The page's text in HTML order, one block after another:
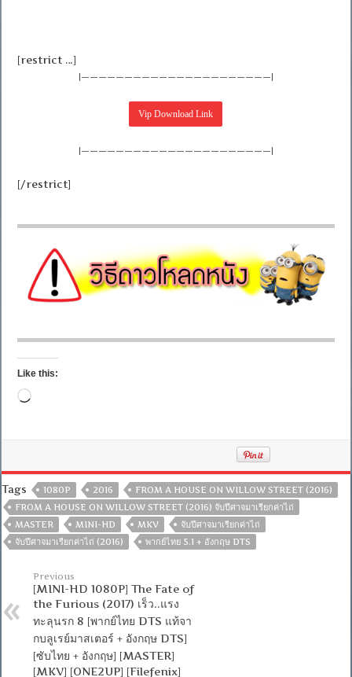
[restrict …]
|——————————————————————|
|——————————————————————|
[/restrict]
Like this:
Loading…
Tags 1080P 2016
FROM A HOUSE ON WILLOW STREET (2016)
FROM A HOUSE ON WILLOW STREET (2016) จับปีศาจมาเรียกค่าไถ่
MASTER
MINI-HD MKV
จับปีศาจมาเรียกค่าไถ่
จับปีศาจมาเรียกค่าไถ่ (2016)
พากย์ไทย 5.1 + อังกฤษ DTS
Previous
[MINI-HD 1080P] The Fate of
the Furious (2017) เร็ว..แรง
ทะลุนรก 8 [พากย์ไทย DTS แท้จา
กบลูเรย์มาสเตอร์ + อังกฤษ DTS]
[ซับไทย + อังกฤษ] [MASTER]
[MKV] [ONE2UP] [Filefenix]